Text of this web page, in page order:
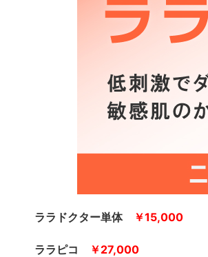
ララドクター単体 ￥15,000
ララピコ ￥27,000